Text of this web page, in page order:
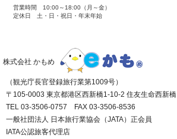
営業時間 10:00～18:00（月～金）
定休日 土・日・祝日・年末年始
株式会社 かもめ
（観光庁長官登録旅行業第1009号）
〒105-0003 東京都港区西新橋1-10-2 住友生命西新
TEL 03-3506-0757 FAX 03-3506-8536
一般社団法人 日本旅行業協会（JATA）正会員
IATA公認旅客代理店